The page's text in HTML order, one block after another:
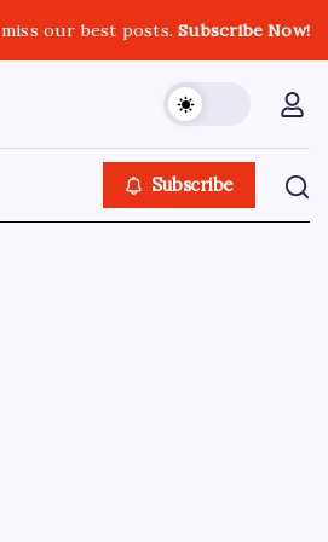
our best posts.Subscribe Now!
Subscribe